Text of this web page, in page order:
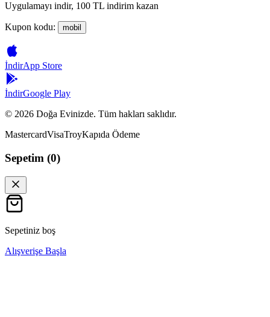
Uygulamayı indir, 100 TL indirim kazan
Kupon kodu: mobil
İndirApp Store
İndirGoogle Play
© 2026 Doğa Evinizde. Tüm hakları saklıdır.
MastercardVisaTroyKapıda Ödeme
Sepetim (0)
Sepetiniz boş
Alışverişe Başla